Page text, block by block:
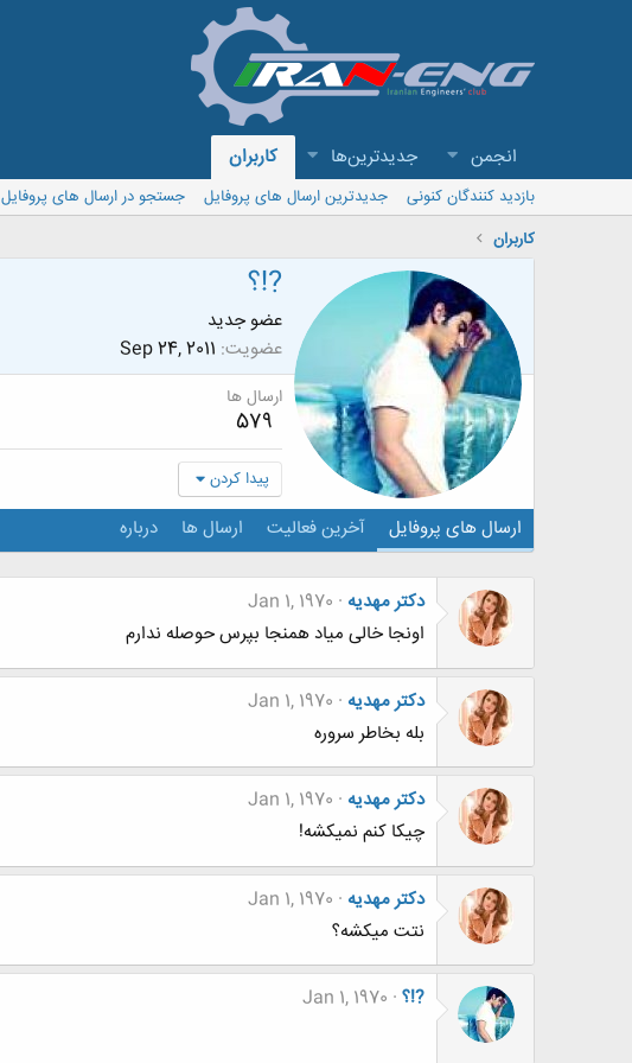
انجمن جدیدترین‌ها کاربران
بازدید کنندگان کنونی جدیدترین ارسال های پروفایل
جستجو در ارسال های پروفایل
کاربران
?!؟
عضو جدید
عضویت Sep 24, 2011
ارسال ها
579
پیدا کردن
ارسال های پروفایل آخرین فعالیت ارسال ها درباره
دکتر مهدیه Jan 1, 1970
اونجا خالی میاد همنجا بپرس حوصله ندارم
دکتر مهدیه Jan 1, 1970
بله بخاطر سروره
دکتر مهدیه Jan 1, 1970
چیکا کنم نمیکشه!
دکتر مهدیه Jan 1, 1970
نتت میکشه؟
?!؟ Jan 1, 1970